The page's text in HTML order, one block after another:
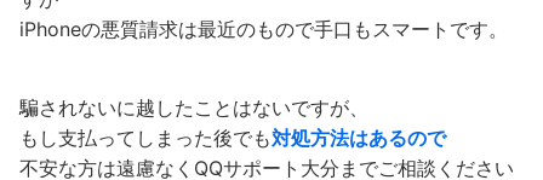
iPhoneの悪質請求は最近のもので手口もスマートです。
騙されないに越したことはないですが、
もし支払ってしまった後でも対処方法はあるので
不安な方は遠慮なくQQサポート大分までご相談ください